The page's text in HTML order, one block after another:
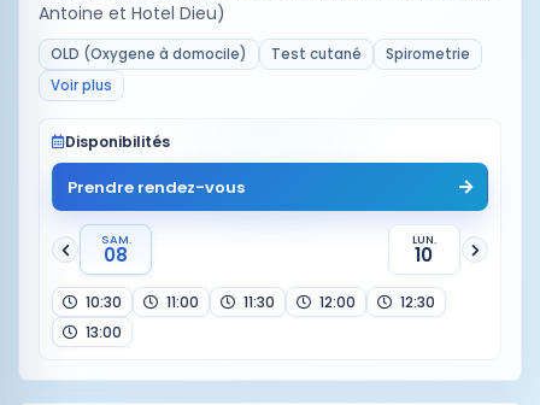
Antoine et Hotel Dieu)
OLD (Oxygene à domocile) Test cutané
Spirometrie
Voir plus
Disponibilités
Prendre rendez-vous
SAM.
08
LUN.
10
10:30 11:00 11:30 12:00
12:30
13:00